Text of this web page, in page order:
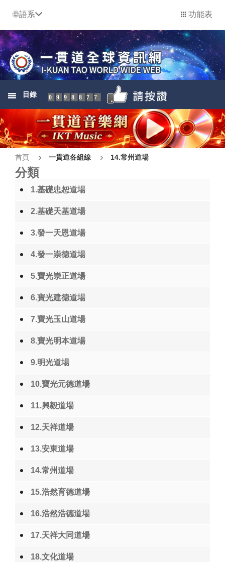
語系 功能表
目錄 0998877
首頁 一貫道各組線 14.常州道場
分類
1.基礎忠恕道場
2.基礎天基道場
3.發一天恩道場
4.發一崇德道場
5.寶光崇正道場
6.寶光建德道場
7.寶光玉山道場
8.寶光明本道場
9.明光道場
10.寶光元德道場
11.興毅道場
12.天祥道場
13.安東道場
14.常州道場
15.浩然育德道場
16.浩然浩德道場
17.天祥大同道場
18.文化道場